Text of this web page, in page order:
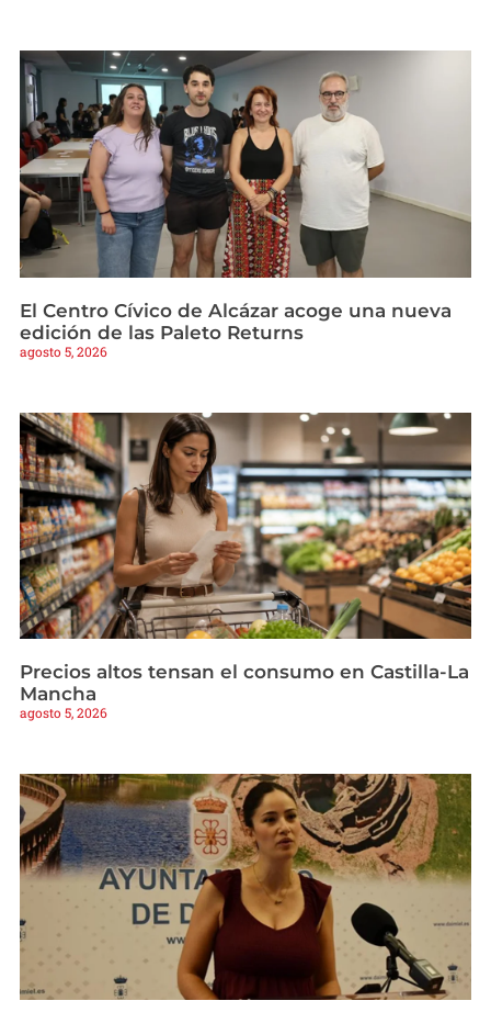
El Centro Cívico de Alcázar acoge una nueva
edición de las Paleto Returns
agosto 5, 2026
Precios altos tensan el consumo en Castilla-La
Mancha
agosto 5, 2026